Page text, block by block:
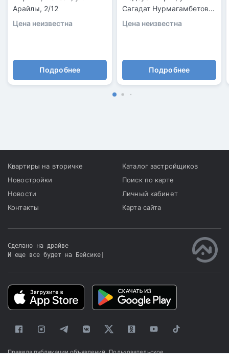
Арайлы, 2/12
Цена неизвестна
Подробнее
Сагадат Нурмагамбетова,
138/2
Цена неизвестна
Подробнее
Квартиры на вторичке
Новостройки
Новости
Контакты
Каталог застройщиков
Поиск по карте
Личный кабинет
Карта сайта
Сделано на драйве
И еще все будет на Бейсике
Правила публикации объявлений Пользовательское